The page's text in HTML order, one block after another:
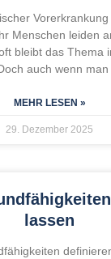
Menschen leiden
bleibt das Thema
auch wenn
MEHR LESEN »
29. Dezember 2025
lassen